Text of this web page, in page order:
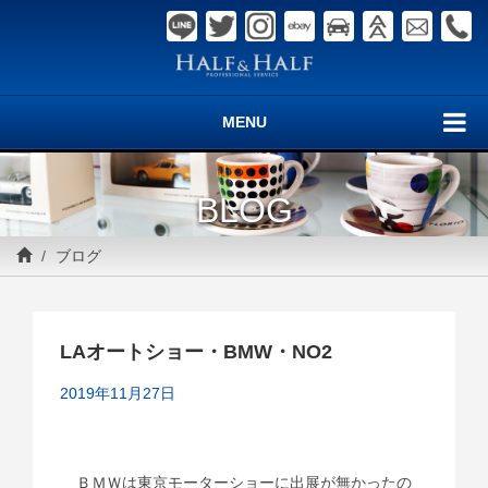
MENU
BLOG
ブログ
LAオートショー・BMW・NO2
2019年11月27日
ＢＭＷは東京モーターショーに出展が無かったの